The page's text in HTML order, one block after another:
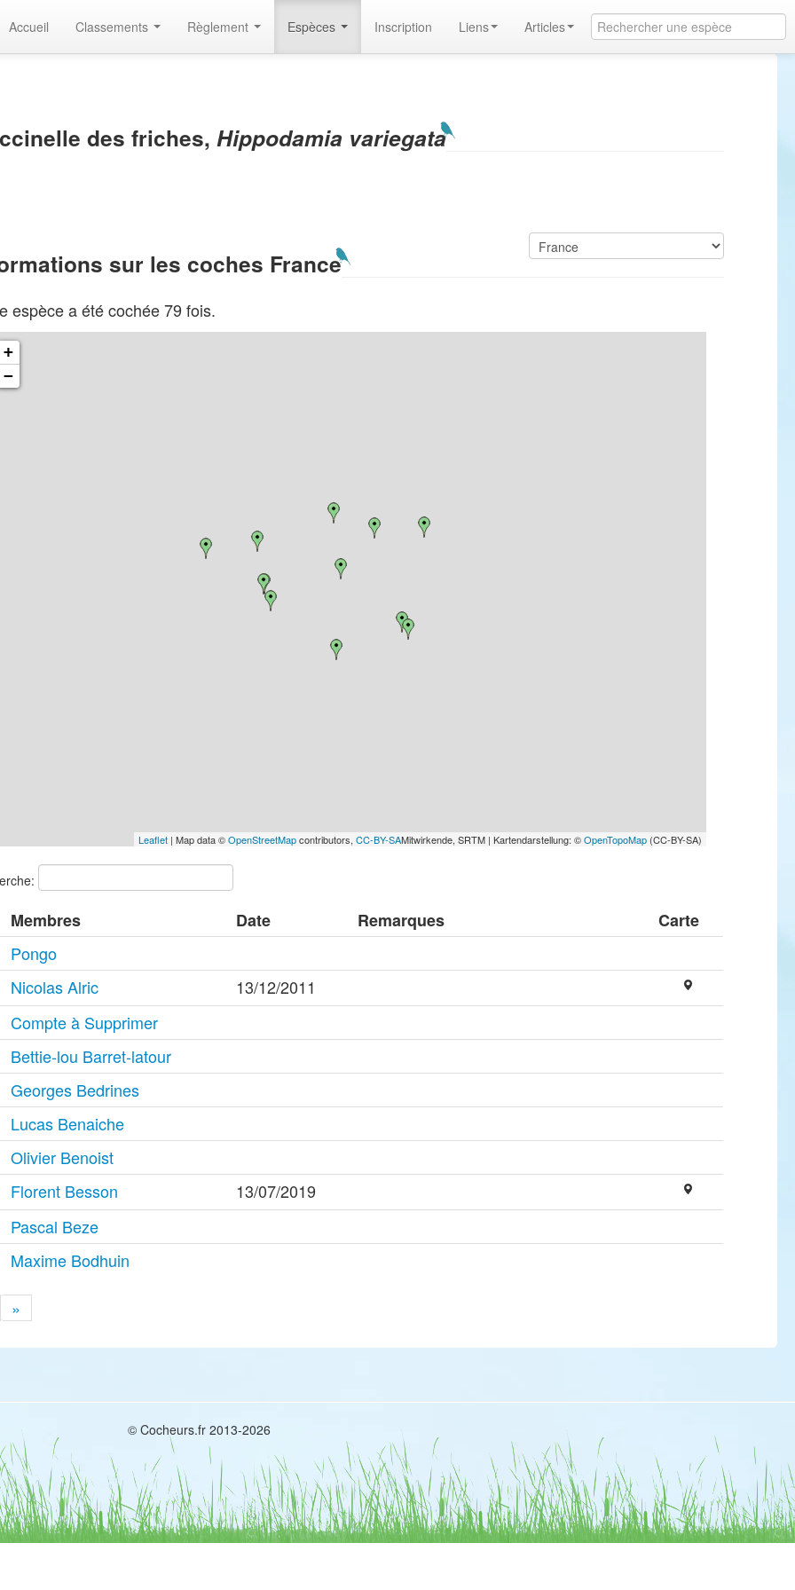
Accueil Classements Règlement Espèces Inscription Liens Articles
des friches, Hippodamia variegata
sur les coches France
espèce a été cochée 79 fois.
+
−
Leaflet| Map data ©OpenStreetMapcontributors, CC-BY-SAMitwirkende, SRTM | Kartendarstellung: ©OpenTopoMap(CC-BY-SA)
Membres Date Remarques
Carte
Pongo
Nicolas Alric
13/12/2011
Compte à Supprimer
Bettie-lou Barret-latour
Georges Bedrines
Lucas Benaiche
Olivier Benoist
Florent Besson
13/07/2019
Pascal Beze
Maxime Bodhuin
»
© Cocheurs.fr 2013-2026